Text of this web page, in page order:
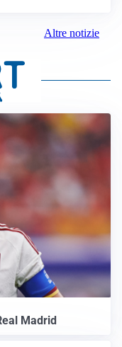
Altre notizie
Madrid